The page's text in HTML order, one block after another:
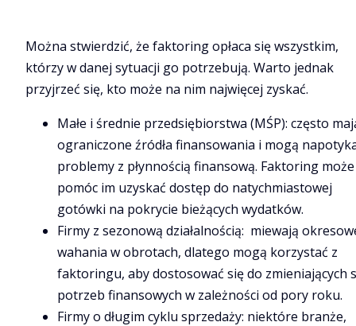
Można stwierdzić, że faktoring opłaca się wszystkim,
którzy w danej sytuacji go potrzebują. Warto jednak
przyjrzeć się, kto może na nim najwięcej zyskać.
Małe i średnie przedsiębiorstwa (MŚP): często
ograniczone źródła finansowania i mogą
problemy z płynnością finansową. Faktoring może
pomóc im uzyskać dostęp do natychmiastowej
gotówki na pokrycie bieżących wydatków.
Firmy z sezonową działalnością: miewają
wahania w obrotach, dlatego mogą korzystać z
faktoringu, aby dostosować się do zmieniających
potrzeb finansowych w zależności od pory roku.
Firmy o długim cyklu sprzedaży: niektóre branże,